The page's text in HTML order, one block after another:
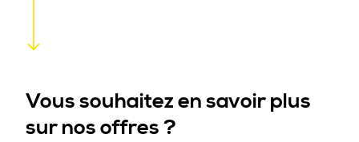
Vous souhaitez en savoir plus
sur nos offres ?